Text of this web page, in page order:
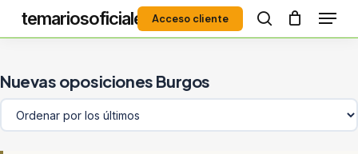
temariosoficiales
Acceso cliente
search
Menú
Nuevas oposiciones Burgos